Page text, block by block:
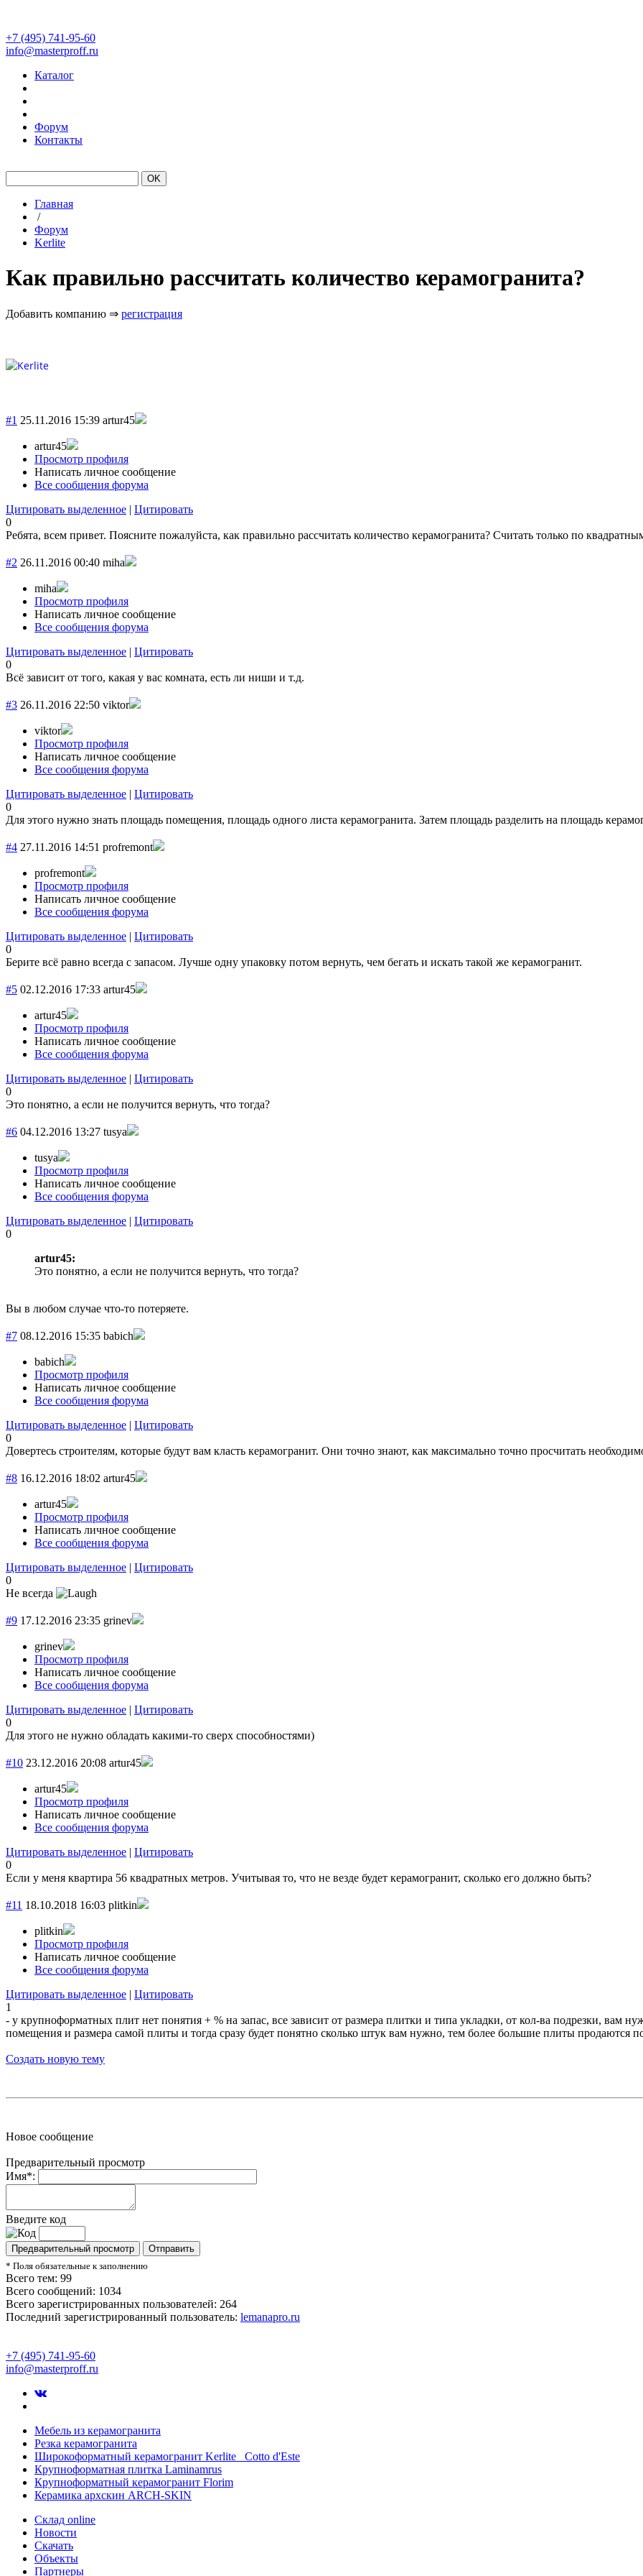
+7 (495) 741-95-60
info@masterproff.ru
Каталог
Форум
Контакты
Главная
/
Форум
Kerlite
Как правильно рассчитать количество керамогранита?
Добавить компанию ⇒ регистрация
#1 25.11.2016 15:39 artur45
artur45
Просмотр профиля
Написать личное сообщение
Все сообщения форума
Цитировать выделенное | Цитировать
0
Ребята, всем привет. Поясните пожалуйста, как правильно рассчитать количество керамогранита? Считать только по
#2 26.11.2016 00:40 miha
miha
Просмотр профиля
Написать личное сообщение
Все сообщения форума
Цитировать выделенное | Цитировать
0
Всё зависит от того, какая у вас комната, есть ли ниши и т.д.
#3 26.11.2016 22:50 viktor
viktor
Просмотр профиля
Написать личное сообщение
Все сообщения форума
Цитировать выделенное | Цитировать
0
Для этого нужно знать площадь помещения, площадь одного листа керамогранита. Затем площадь разделить на площадь
#4 27.11.2016 14:51 profremont
profremont
Просмотр профиля
Написать личное сообщение
Все сообщения форума
Цитировать выделенное | Цитировать
0
Берите всё равно всегда с запасом. Лучше одну упаковку потом вернуть, чем бегать и искать такой же керамогранит.
#5 02.12.2016 17:33 artur45
artur45
Просмотр профиля
Написать личное сообщение
Все сообщения форума
Цитировать выделенное | Цитировать
0
Это понятно, а если не получится вернуть, что тогда?
#6 04.12.2016 13:27 tusya
tusya
Просмотр профиля
Написать личное сообщение
Все сообщения форума
Цитировать выделенное | Цитировать
0
artur45:
Это понятно, а если не получится вернуть, что тогда?
Вы в любом случае что-то потеряете.
#7 08.12.2016 15:35 babich
babich
Просмотр профиля
Написать личное сообщение
Все сообщения форума
Цитировать выделенное | Цитировать
0
Довертесь строителям, которые будут вам класть керамогранит. Они точно знают, как максимально точно просчитать
#8 16.12.2016 18:02 artur45
artur45
Просмотр профиля
Написать личное сообщение
Все сообщения форума
Цитировать выделенное | Цитировать
0
Не всегда
#9 17.12.2016 23:35 grinev
grinev
Просмотр профиля
Написать личное сообщение
Все сообщения форума
Цитировать выделенное | Цитировать
0
Для этого не нужно обладать какими-то сверх способностями)
#10 23.12.2016 20:08 artur45
artur45
Просмотр профиля
Написать личное сообщение
Все сообщения форума
Цитировать выделенное | Цитировать
0
Если у меня квартира 56 квадратных метров. Учитывая то, что не везде будет керамогранит, сколько его должно быть?
#11 18.10.2018 16:03 plitkin
plitkin
Просмотр профиля
Написать личное сообщение
Все сообщения форума
Цитировать выделенное | Цитировать
1
- у крупноформатных плит нет понятия + % на запас, все зависит от размера плитки и типа укладки, от кол-ва подрезки, вам
помещения и размера самой плиты и тогда сразу будет понятно сколько штук вам нужно, тем более большие плиты продаются
Создать новую тему
Новое сообщение
Предварительный просмотр
Имя*:
Введите код
* Поля обязательные к заполнению
Всего тем: 99
Всего сообщений: 1034
Всего зарегистрированных пользователей: 264
Последний зарегистрированный пользователь: lemanapro.ru
+7 (495) 741-95-60
info@masterproff.ru
Мебель из керамогранита
Резка керамогранита
Широкоформатный керамогранит Kerlite Cotto d'Este
Крупноформатная плитка Laminamrus
Крупноформатный керамогранит Florim
Керамика архскин ARCH-SKIN
Склад online
Новости
Скачать
Объекты
Партнеры